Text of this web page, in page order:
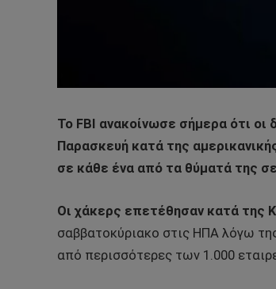
Το FBI ανακοίνωσε σήμερα ότι
Παρασκευή κατά της
σε κάθε ένα από τα θύματά της
Οι χάκερς επετέθησαν κατά της
σαββατοκύριακο στις ΗΠΑ λόγω
από περισσότερες των 1.000